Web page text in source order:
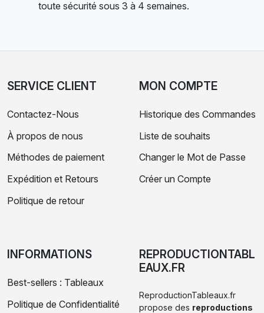
toute sécurité sous 3 à 4 semaines.
SERVICE CLIENT
Contactez-Nous
À propos de nous
Méthodes de paiement
Expédition et Retours
Politique de retour
MON COMPTE
Historique des Commandes
Liste de souhaits
Changer le Mot de Passe
Créer un Compte
INFORMATIONS
Best-sellers : Tableaux
Politique de Confidentialité
REPRODUCTIONTABL
EAUX.FR
ReproductionTableaux.fr
propose des reproductions